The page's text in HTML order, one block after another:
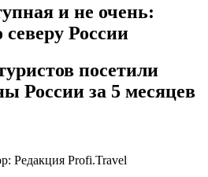
и не очень:
северу России
посетили
России за 5 месяцев
Редакция Profi.Travel